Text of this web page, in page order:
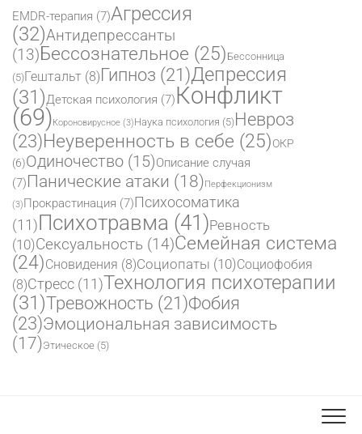
EMDR-терапия (7)Агрессия
(32)Антидепрессанты
(13)Бессознательное (25) Бессонница
(5)Гештальт (8)Гипноз (21)Депрессия
(31)Детская психология (7)Конфликт
(69)Короновирусное (3)Наука психология (5)Невроз
(23)Неуверенность в себе (25)ОКР
(6)Одиночество (15)Описание случая
(7)Панические атаки (18)Перфекционизм
(3)Прокрастинация (7)Психосоматика
(11)Психотравма (41)Ревность
(10)Сексуальность (14)Семейная система
(24)Сновидения (8)Социопаты (10)Социофобия
(8)Стресс (11)Технология психотерапии
(31)Тревожность (21)Фобия
(23)Эмоциональная зависимость
(17)Этическое (5)